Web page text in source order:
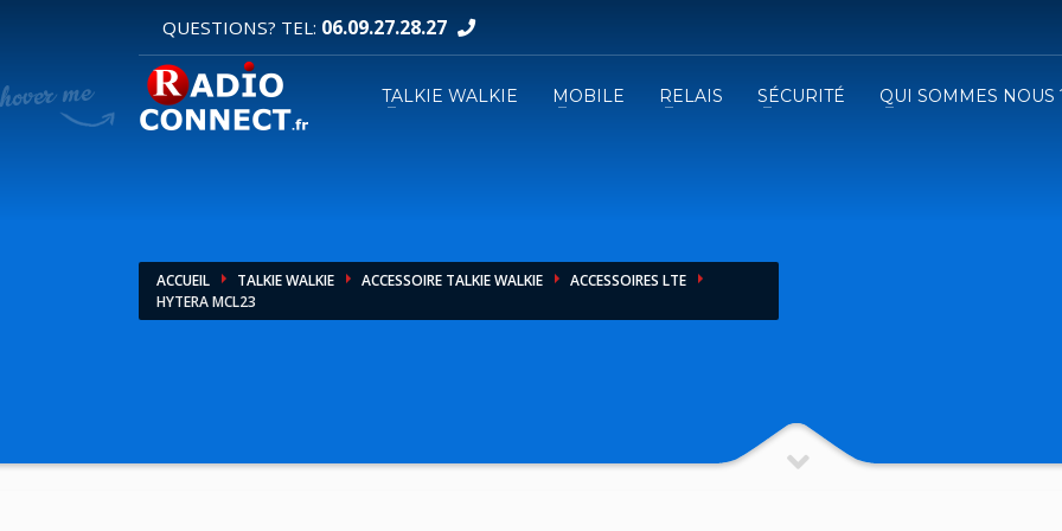
DEMANDE DE DEVIS
1 Sélectionnez vos produits.
QUESTIONS? TEL: 06.09.27.28.27
TALKIE WALKIE MOBILE RELAIS SÉCURITÉ QUI SOMMES NOUS
ACCUEIL TALKIE WALKIE ACCESSOIRE TALKIE WALKIE
ACCESSOIRES LTE
HYTERA MCL23